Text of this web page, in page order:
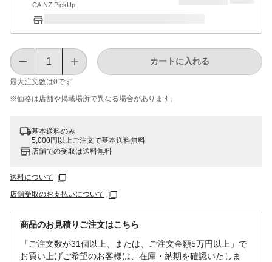
CAINZ PickUp
最大注文数は0です
カートに入れる
※価格は​店舗や​掲載場所で​異なる​場合が​あります。
基本送料のみ
5,000円以上ご注文で基本送料無料
店舗での受取は送料無料
送料について
店舗受取のお支払いについて
商品のお見積りご注文はこちら
「ご注文数が31個以上、または、ご注文金額5万円以上」で
お買い上げご希望のお客様は、在庫・納期を確認いたしま